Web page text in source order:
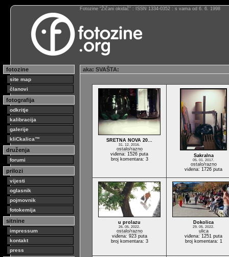
Fotozine “Žičani okidač” : ISSN 1334-0352 : s vama od 6. 6. 1998
fotozine
site map
članovi
fotografija
odkritje
kalibracija
galerije
kliCkalica™
druženja
forumi
prilozi
vijesti
oglasnik
pojmovnik
fotokemija
sitnine
impressum
kontakt
press
aka: SVAŠTA:
SRETNA NOVA 20…
31. 12. 2016.
ostalo/razno
viđena: 1526 puta
broj komentara: 3
Sakralna
05. 01. 2017.
ostalo/razno
viđena: 1726 puta
u prolazu
26. 05. 2022.
ostalo/razno
viđena: 923 puta
broj komentara: 3
Dokolica
29. 05. 2022.
ulica
viđena: 1251 puta
broj komentara: 1